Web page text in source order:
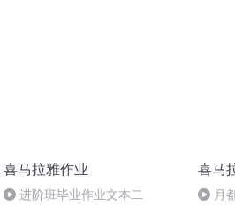
喜马拉雅作业
进阶班毕业作业文本二
喜马
月